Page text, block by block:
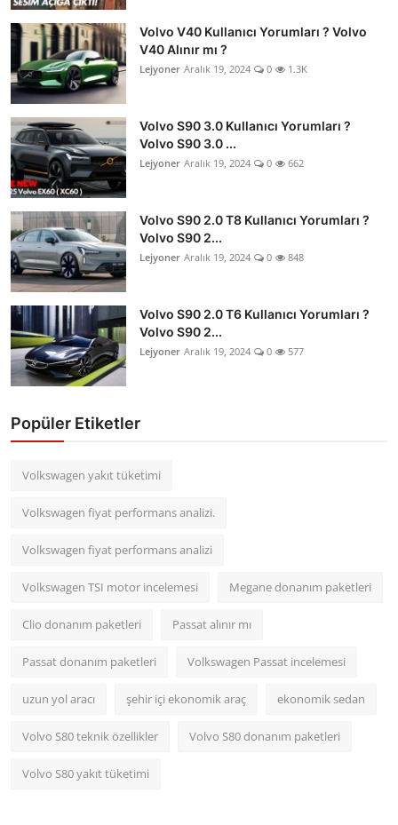
Volvo V40 Kullanıcı Yorumları ? Volvo
V40 Alınır mı ?
Lejyoner Aralık 19, 2024 0 1.3K
Volvo S90 3.0 Kullanıcı Yorumları ?
Volvo S90 3.0 ...
Lejyoner Aralık 19, 2024 0 662
Volvo S90 2.0 T8 Kullanıcı Yorumları ?
Volvo S90 2...
Lejyoner Aralık 19, 2024 0 848
Volvo S90 2.0 T6 Kullanıcı Yorumları ?
Volvo S90 2...
Lejyoner Aralık 19, 2024 0 577
Popüler Etiketler
Volkswagen yakıt tüketimi
Volkswagen fiyat performans analizi.
Volkswagen fiyat performans analizi
Volkswagen TSI motor incelemesi Megane donanım paketleri
Clio donanım paketleri Passat alınır mı
Passat donanım paketleri Volkswagen Passat incelemesi
uzun yol aracı şehir içi ekonomik araç ekonomik sedan
Volvo S80 teknik özellikler Volvo S80 donanım paketleri
Volvo S80 yakıt tüketimi